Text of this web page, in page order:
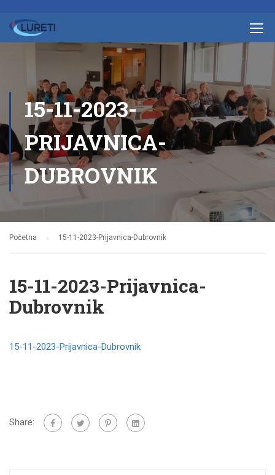
15-11-2023-
PRIJAVNICA-
DUBROVNIK
Početna 15-11-2023-Prijavnica-Dubrovnik
15-11-2023-Prijavnica-
Dubrovnik
15-11-2023-Prijavnica-Dubrovnik
Share: